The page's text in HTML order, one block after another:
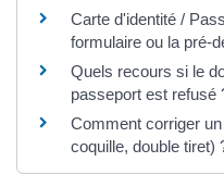
Carte d'identité /
formulaire ou la pré-
Quels recours si le
passeport est refusé
Comment corriger
coquille, double tiret)